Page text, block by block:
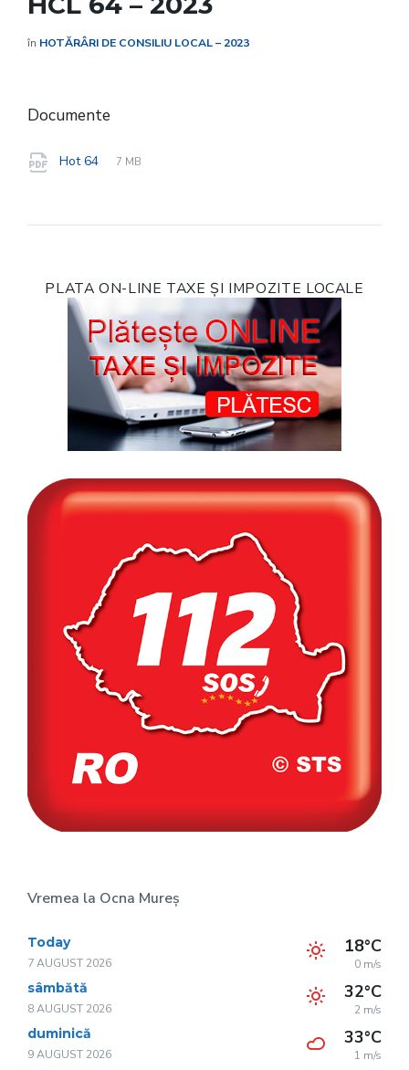
în HOTĂRÂRI DE CONSILIU LOCAL – 2023
Documente
Hot 64
File
pdf
File
7 MB
PLATA ON-LINE TAXE ȘI IMPOZITE LOCALE
Vremea la Ocna Mureș
Today
7 AUGUST 2026
18°C
0 m/s
sâmbătă
8 AUGUST 2026
32°C
2 m/s
duminică
9 AUGUST 2026
33°C
1 m/s